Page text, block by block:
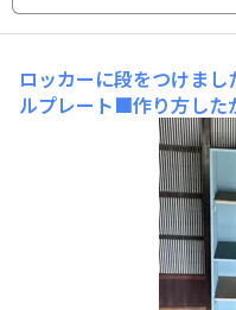
ロッカーに段をつけまし
ルプレート■作り方した
いてＬ字金具をつける
工夫ポイントＬ字金具
うになる中板は床板材